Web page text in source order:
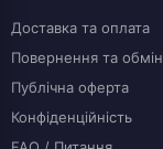
Доставка та оплата
Повернення та обмін
Публічна оферта
Конфіденційність